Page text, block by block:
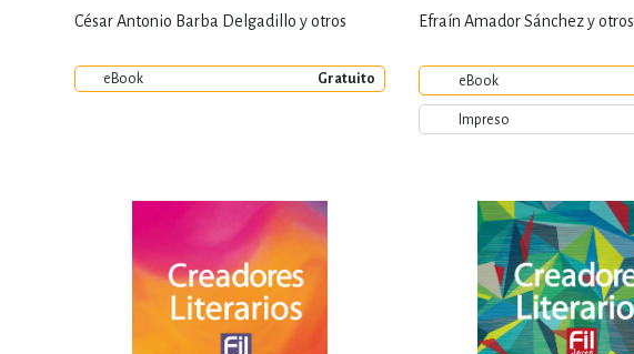
César Antonio Barba Delgadillo y otros
eBook Gratuito
Efraín Amador Sánchez y otros
eBook
Impreso